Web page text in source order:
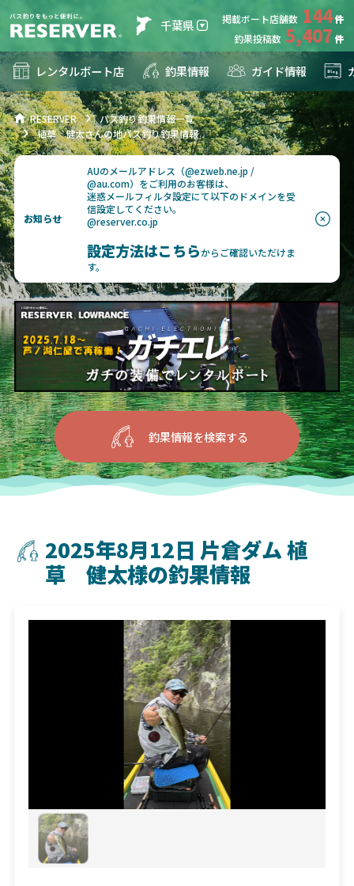
千葉県 掲載ボート店舗数 144
釣果投稿数 5,407
レンタルボート店 釣果情報 ガイド情報
RESERVER
バス釣り釣果情報一覧
植草 健太さんの地バス釣り釣果情報
お知らせ
AUのメールアドレス（@ezweb.ne.jp /
@au.com）をご利用のお客様は、
迷惑メールフィルタ設定にて以下のドメインを受
信設定してください。
@reserver.co.jp
設定方法はこちらからご確認いただけま
す。
釣果情報を検索する
2025年8月12日 片倉ダム 植
草 健太様の釣果情報